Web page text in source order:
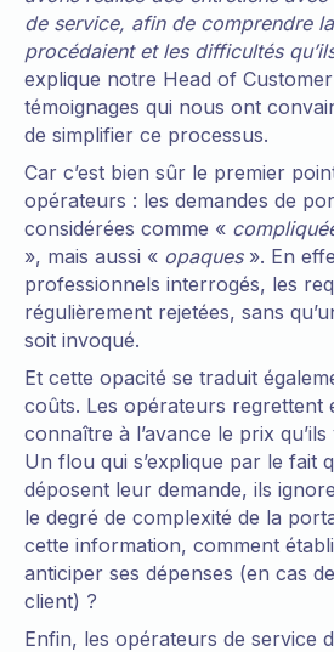
de service, afin de comprendre
procédaient et les difficultés
explique notre Head of
témoignages qui nous ont
de simplifier ce processus.
Car c’est bien sûr le premier
opérateurs : les demandes de
considérées comme «
», mais aussi « opaques». En
professionnels interrogés, les
régulièrement rejetées, sans
soit invoqué.
Et cette opacité se traduit
coûts. Les opérateurs regrettent
connaître à l’avance le prix
Un flou qui s’explique par le fait
déposent leur demande, ils
le degré de complexité de la
cette information, comment
anticiper ses dépenses (en cas
client) ?
Enfin, les opérateurs de service